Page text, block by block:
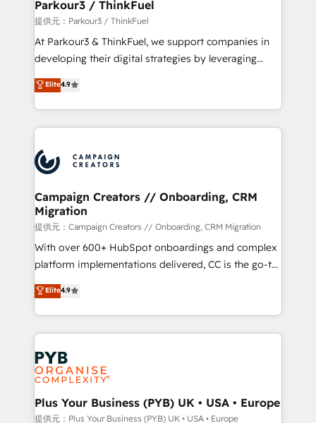
Demand generation for all your buyers With BOOMS,
you invest in 100% of your buyers, accelerating your
growth and positioning yourself as an undisputed
transformation process A methodology designed to
implement HubSpot effectively and optimize your
record of business transformation, our growth-first
approach has helped brands dominate their
Parkour3 / ThinkFuel
提供元：Parkour3 / ThinkFuel
At Parkour3 & ThinkFuel, we support companies in
developing their digital strategies by leveraging
technologies and automating their marketing and
sales processes to generate growth. Our offer spans
from Strategy to Operations. We specialize in CRM
onboarding and implementation, web design, sales
extensive experience working with tech companies
and manufacturers since 2002, we are committed to
empowering our clients and developing their
autonomy. Get to grips with HubSpot through
guided implementation and seamless integration of
the CRM platform into your digital ecosystem. Would
you like support in deploying your inbound
to your needs and sales objectives. With 125+
certifications, we are part of the most certified
services are offered in both English & French.
Elite4.9
Campaign Creators // Onboarding, CRM
Migration
提供元：Campaign Creators // Onboarding, CRM Migration
With over 600+ HubSpot onboardings and complex
platform implementations delivered, CC is the go-to
Elite Solutions Partner for businesses ready to
migrate, replatform, and scale smarter. We specialize
in high-impact CRM and CMS migrations and
onboarding from platforms like Salesforce, NetSuite,
Zoho, Pardot, Marketo, Microsoft Dynamics, Wix,
WordPress and legacy CRMs, turning fragmented
systems into unified, growth-ready HubSpot
architectures that accelerate revenue operations and
performance. - Multi-object CRM migration, cleanup,
Elite4.9
Plus Your Business (PYB) UK • USA • Europe
提供元：Plus Your Business (PYB) UK • USA • Europe